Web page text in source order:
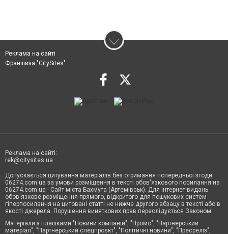
Реклама на сайті
Франшиза "CitySites"
Реклама на сайті:
rek@citysites.ua
Допускається цитування матеріалів без отримання попередньої згоди
06274.com.ua за умови розміщення в тексті обов'язкового посилання на
06274.com.ua - Сайт міста Бахмута (Артемівськ). Для інтернет-видань
обов'язкове розміщення прямого, відкритого для пошукових систем
гіперпосилання на цитовані статті не нижче другого абзацу в тексті або в
якості джерела. Порушення виняткових прав переслідується Законом.
Матеріали з плашками "Новини компаній", "Промо", "Партнерський
матеріал", "Партнерський спецпроєкт", "Політичні новини", "Пресреліз",